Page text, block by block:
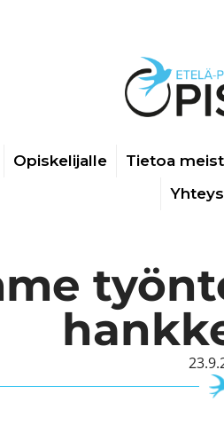
Opiskelijalle Tietoa